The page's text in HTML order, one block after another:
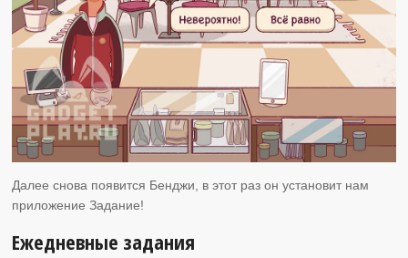
Далее снова появится Бенджи, в этот раз он установит нам
приложение Задание!
Ежедневные задания